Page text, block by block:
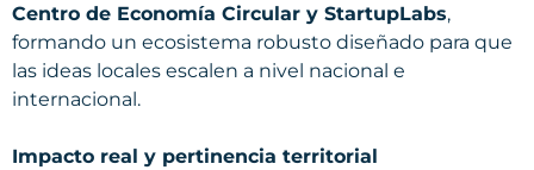
Centro de Economía Circular y StartupLabs,
formando un ecosistema robusto diseñado para que
las ideas locales escalen a nivel nacional e
internacional.
Impacto real y pertinencia territorial